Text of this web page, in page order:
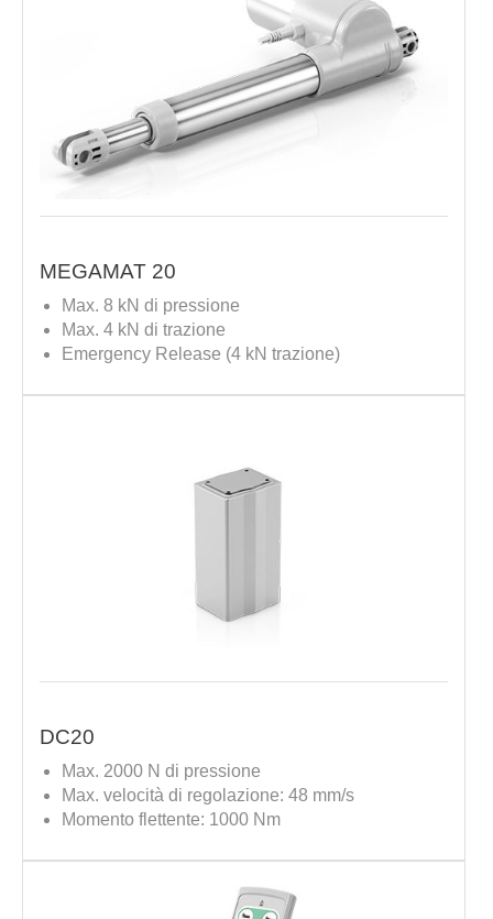
MEGAMAT 20
Max. 8 kN di pressione
Max. 4 kN di trazione
Emergency Release (4 kN trazione)
DC20
Max. 2000 N di pressione
Max. velocità di regolazione: 48 mm/s
Momento flettente: 1000 Nm